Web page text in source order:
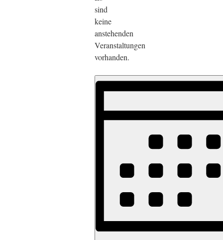
sind
keine
anstehenden
Veranstaltungen
vorhanden.
Ansichten-
Veranstaltung
Ansichten-
Navigation